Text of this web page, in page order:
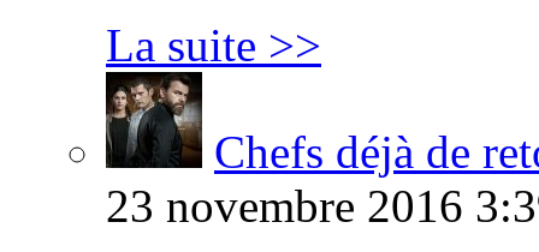
La suite >>
Chefs déjà de
23 novembre 2016